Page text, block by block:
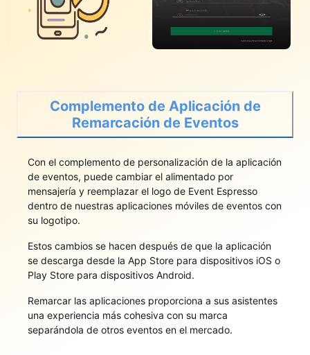
Complemento de Aplicación de
Remarcación de Eventos
Con el complemento de personalización de la aplicación
de eventos, puede cambiar el alimentado por
mensajería y reemplazar el logo de Event Espresso
dentro de nuestras aplicaciones móviles de eventos con
su logotipo.
Estos cambios se hacen después de que la aplicación
se descarga desde la App Store para dispositivos iOS o
Play Store para dispositivos Android.
Remarcar las aplicaciones proporciona a sus asistentes
una experiencia más cohesiva con su marca
separándola de otros eventos en el mercado.